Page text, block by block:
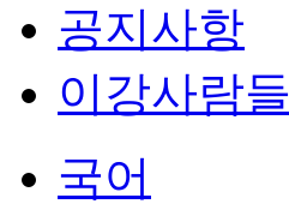
공지사항
이강사람들
국어